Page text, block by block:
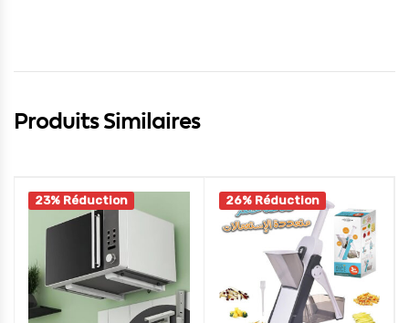
Produits Similaires
23% Réduction 26% Réduction